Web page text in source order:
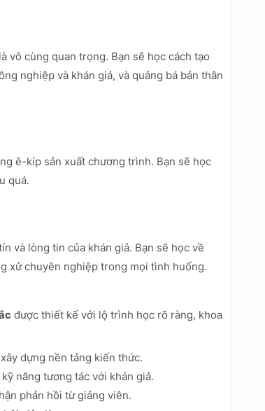
vô cùng quan trọng. Bạn sẽ học cách tạo
nghiệp và khán giả, và quảng bá bản thân
ê-kíp sản xuất chương trình. Bạn sẽ học
quả.
và lòng tin của khán giả. Bạn sẽ học về
xử chuyên nghiệp trong mọi tình huống.
được thiết kế với lộ trình học rõ ràng, khoa
dựng nền tảng kiến thức.
năng tương tác với khán giả.
phản hồi từ giảng viên.